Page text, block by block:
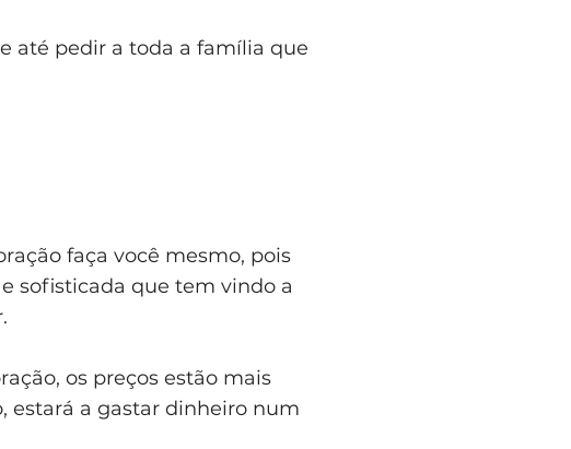
até pedir a toda a família que
faça você mesmo, pois
sofisticada que tem vindo a
os preços estão mais
estará a gastar dinheiro num